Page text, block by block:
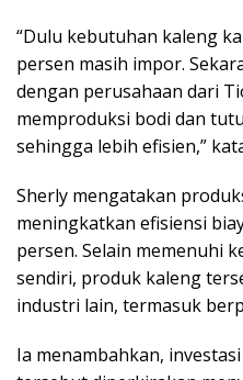
“Dulu kebutuhan kaleng
persen masih impor.
dengan perusahaan dari
memproduksi bodi dan
sehingga lebih efisien,”
Sherly mengatakan
meningkatkan efisiensi
persen. Selain memenuhi
sendiri, produk kaleng
industri lain, termasuk
Ia menambahkan,